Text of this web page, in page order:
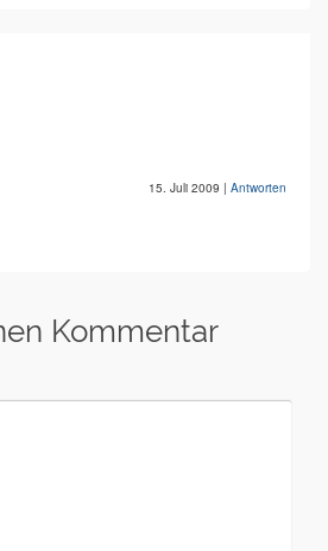
15. Juli 2009 | Antworten
Kommentar